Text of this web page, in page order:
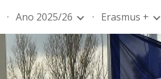
Skip to navigation
Ano 2025/26 Erasmus +